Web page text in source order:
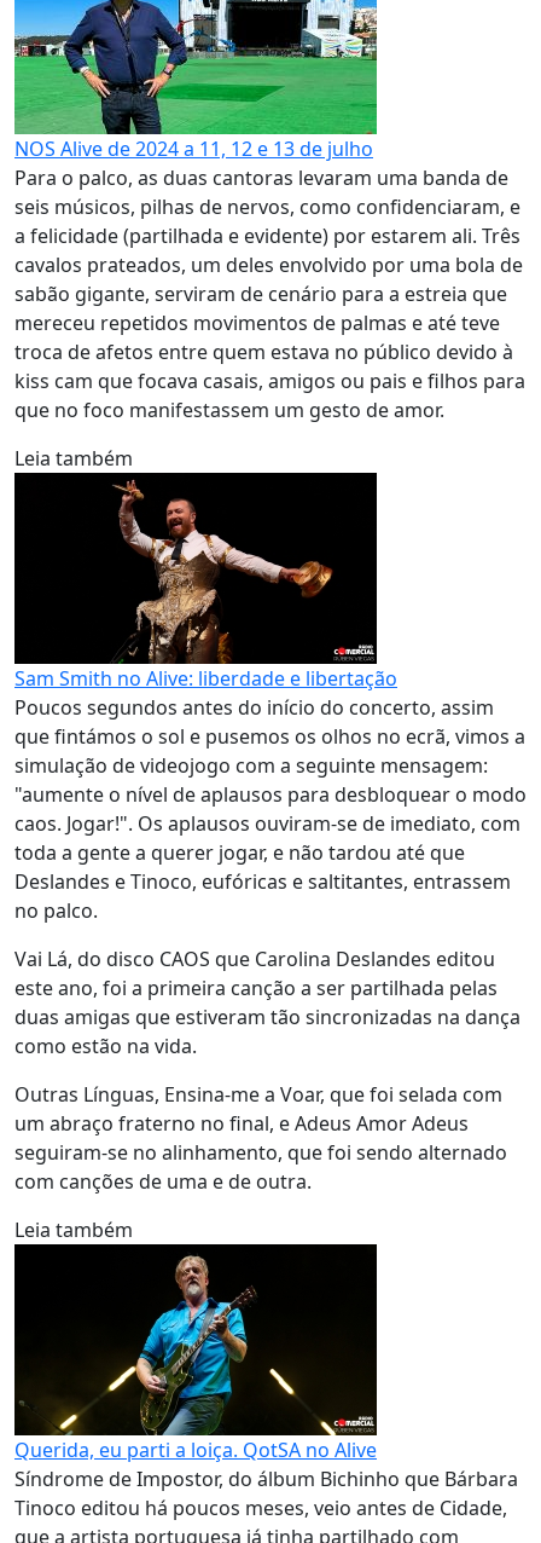
NOS Alive de 2024 a 11, 12 e 13 de julho
Para o palco, as duas cantoras levaram uma banda de
seis músicos, pilhas de nervos, como confidenciaram, e
a felicidade (partilhada e evidente) por estarem ali. Três
cavalos prateados, um deles envolvido por uma bola de
sabão gigante, serviram de cenário para a estreia que
mereceu repetidos movimentos de palmas e até teve
troca de afetos entre quem estava no público devido à
kiss cam que focava casais, amigos ou pais e filhos para
que no foco manifestassem um gesto de amor.
Leia também
Sam Smith no Alive: liberdade e libertação
Poucos segundos antes do início do concerto, assim
que fintámos o sol e pusemos os olhos no ecrã, vimos a
simulação de videojogo com a seguinte mensagem:
"aumente o nível de aplausos para desbloquear o modo
caos. Jogar!". Os aplausos ouviram-se de imediato, com
toda a gente a querer jogar, e não tardou até que
Deslandes e Tinoco, eufóricas e saltitantes, entrassem
no palco.
Vai Lá, do disco CAOS que Carolina Deslandes editou
este ano, foi a primeira canção a ser partilhada pelas
duas amigas que estiveram tão sincronizadas na dança
como estão na vida.
Outras Línguas, Ensina-me a Voar, que foi selada com
um abraço fraterno no final, e Adeus Amor Adeus
seguiram-se no alinhamento, que foi sendo alternado
com canções de uma e de outra.
Leia também
Querida, eu parti a loiça. QotSA no Alive
Síndrome de Impostor, do álbum Bichinho que Bárbara
Tinoco editou há poucos meses, veio antes de Cidade,
que a artista portuguesa já tinha partilhado com